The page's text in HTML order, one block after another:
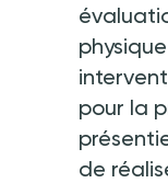
pour la
de